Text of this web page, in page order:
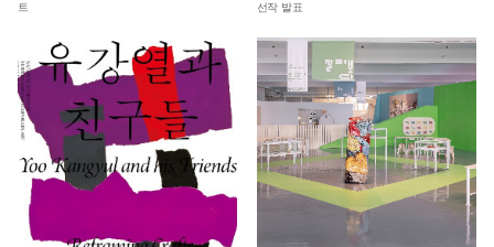
트
선작 발표